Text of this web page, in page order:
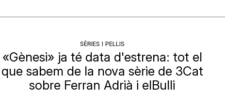
SÈRIES I PEL·LIS
«Gènesi» ja té data d'estrena: tot el
que sabem de la nova sèrie de 3Cat
sobre Ferran Adrià i elBulli